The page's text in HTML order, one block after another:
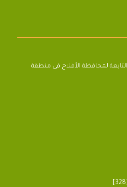
لمحافظة الأفلاج فى منطقة